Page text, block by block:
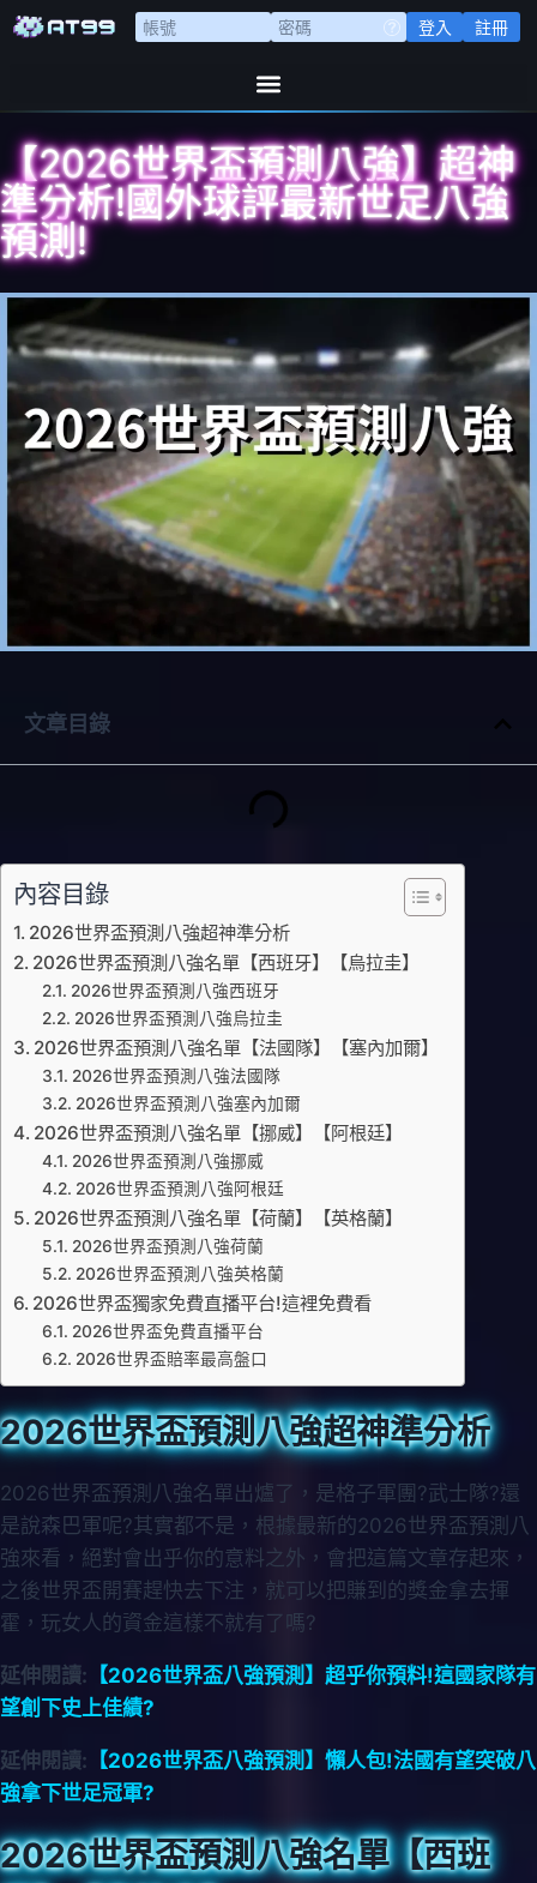
登入 註冊
【2026世界盃預測八強】超神
準分析!國外球評最新世足八強
預測!
文章目錄
內容目錄
2026世界盃預測八強超神準分析
2026世界盃預測八強名單【西班牙】【烏拉圭】
2026世界盃預測八強西班牙
2026世界盃預測八強烏拉圭
2026世界盃預測八強名單【法國隊】【塞內加爾】
2026世界盃預測八強法國隊
2026世界盃預測八強塞內加爾
2026世界盃預測八強名單【挪威】【阿根廷】
2026世界盃預測八強挪威
2026世界盃預測八強阿根廷
2026世界盃預測八強名單【荷蘭】【英格蘭】
2026世界盃預測八強荷蘭
2026世界盃預測八強英格蘭
2026世界盃獨家免費直播平台!這裡免費看
2026世界盃免費直播平台
2026世界盃賠率最高盤口
2026世界盃預測八強超神準分析
2026世界盃預測八強名單出爐了，是格子軍團?武士隊?還
是說森巴軍呢?其實都不是，根據最新的2026世界盃預測八
強來看，絕對會出乎你的意料之外，會把這篇文章存起來，
之後世界盃開賽趕快去下注，就可以把賺到的獎金拿去揮
霍，玩女人的資金這樣不就有了嗎?
延伸閱讀: 【2026世界盃八強預測】超乎你預料!這國家隊有
望創下史上佳績?
延伸閱讀: 【2026世界盃八強預測】懶人包!法國有望突破八
強拿下世足冠軍?
2026世界盃預測八強名單【西班